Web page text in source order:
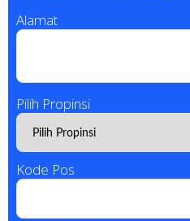
Alamat
Pilih Propinsi
Kode Pos